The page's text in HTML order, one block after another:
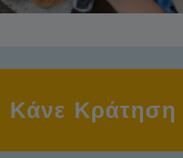
Κάνε Κράτηση